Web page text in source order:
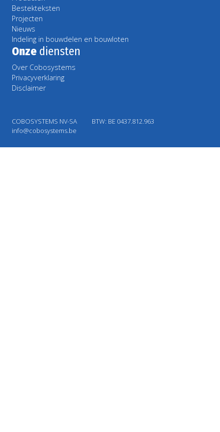
Bestekteksten
Projecten
Nieuws
Indeling in bouwdelen en bouwloten
Onze diensten
Over Cobosystems
Privacyverklaring
Disclaimer
COBOSYSTEMS NV-SA
BTW: BE 0437.812.963
info@cobosystems.be